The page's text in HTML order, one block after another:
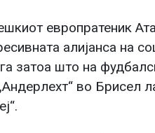
европратеник
алијанса на
затоа што на
во Брисел